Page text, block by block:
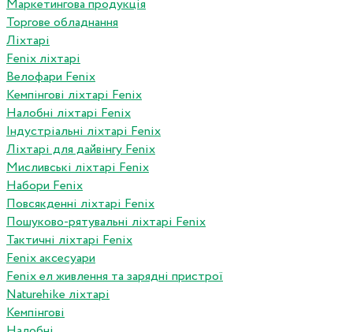
Маркетингова продукція
Торгове обладнання
Ліхтарі
Fenix ліхтарі
Велофари Fenix
Кемпінгові ліхтарі Fenix
Налобні ліхтарі Fenix
Індустріальні ліхтарі Fenix
Ліхтарі для дайвінгу Fenix
Мисливські ліхтарі Fenix
Набори Fenix
Повсякденні ліхтарі Fenix
Пошуково-рятувальні ліхтарі Fenix
Тактичні ліхтарі Fenix
Fenix аксесуари
Fenix ел живлення та зарядні пристрої
Naturehike ліхтарі
Кемпінгові